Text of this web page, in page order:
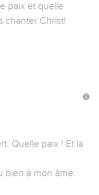
paix et quelle
chanter Christ!
Quelle paix ! Et la
bien à mon âme.